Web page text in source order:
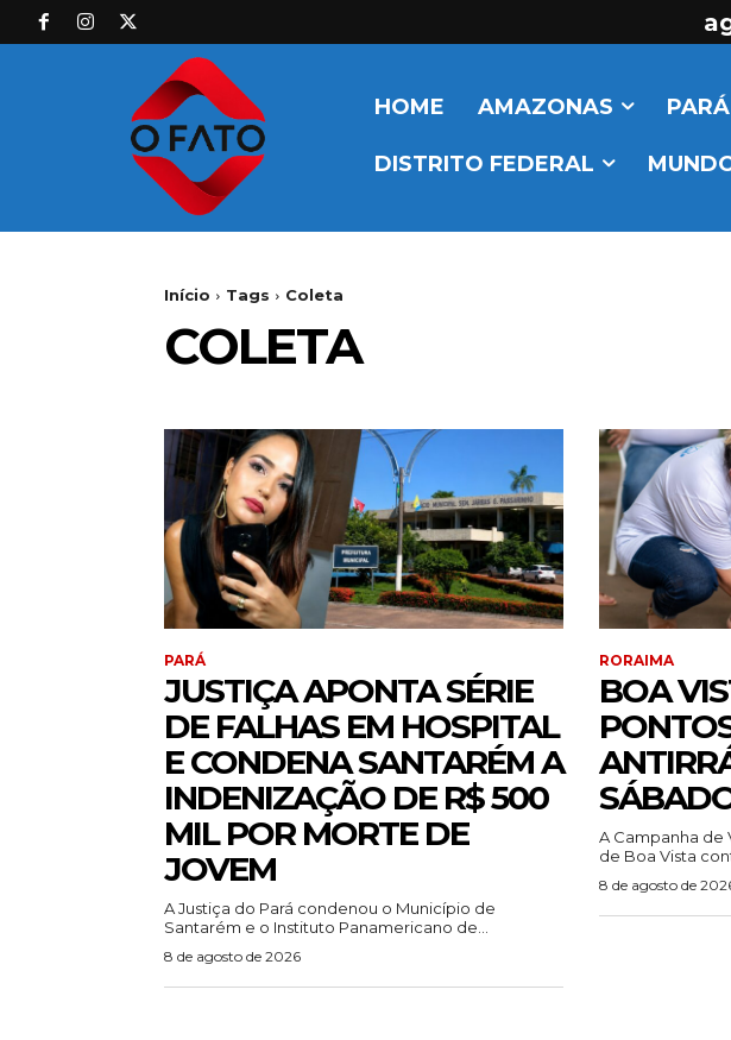
HOME AMAZONAS PARÁ
DISTRITO FEDERAL
Início Tags Coleta
COLETA
PARÁ
JUSTIÇA APONTA SÉRIE
DE FALHAS EM HOSPITAL
E CONDENA SANTARÉM A
INDENIZAÇÃO DE R$ 500
MIL POR MORTE DE
JOVEM
A Justiça do Pará condenou o Município de
Santarém e o Instituto Panamericano de...
8 de agosto de 2026
RORAIMA
BOA
A Campanha de
de Boa Vista
8 de agosto de